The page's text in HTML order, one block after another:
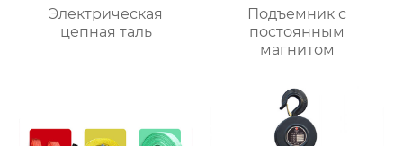
Электрическая
цепная таль
Подъемник с
постоянным
магнитом